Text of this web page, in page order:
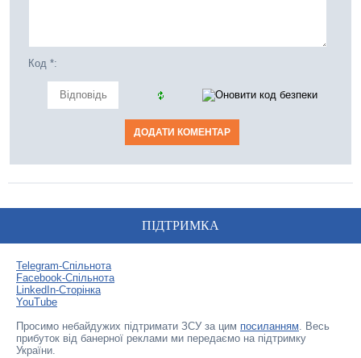
Код *:
ПІДТРИМКА
Telegram-Спільнота
Facebook-Спільнота
LinkedIn-Сторінка
YouTube
Просимо небайдужих підтримати ЗСУ за цим посиланням. Весь
прибуток від банерної реклами ми передаємо на підтримку
України.